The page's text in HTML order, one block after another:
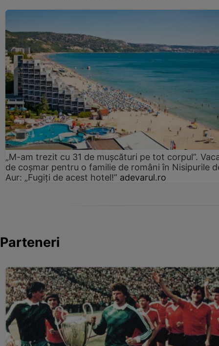
„M-am trezit cu 31 de mușcături pe tot corpul”.
de coșmar pentru o familie de români în Nisipurile
Aur: „Fugiți de acest hotel!” adevarul.ro
Parteneri